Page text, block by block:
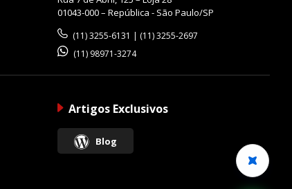
01043-000 – República - São Paulo/SP
(11) 3255-6131 | (11) 3255-2697
(11) 98971-3274
Artigos Exclusivos
Blog